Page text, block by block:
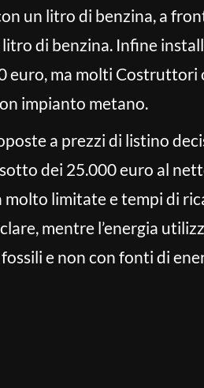
un litro di benzina, a
di benzina. Infine
euro, ma molti
impianto metano.
a prezzi di listino
dei 25.000 euro al
limitate e tempi di
mentre l’energia
e non con fonti di